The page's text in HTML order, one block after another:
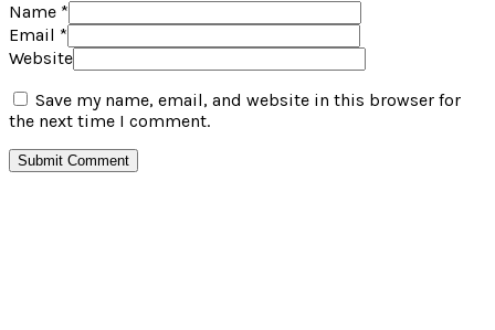
Name *
Email *
Website
Save my name, email, and website in this browser for
the next time I comment.